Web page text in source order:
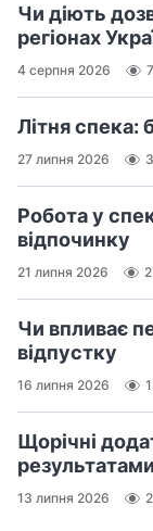
Чи діють
регіонах
4 серпня 2026
Літня спека:
27 липня 2026
Робота у
відпочинку
21 липня 2026
Чи впливає
відпустку
16 липня 2026
Щорічні
13 липня 2026